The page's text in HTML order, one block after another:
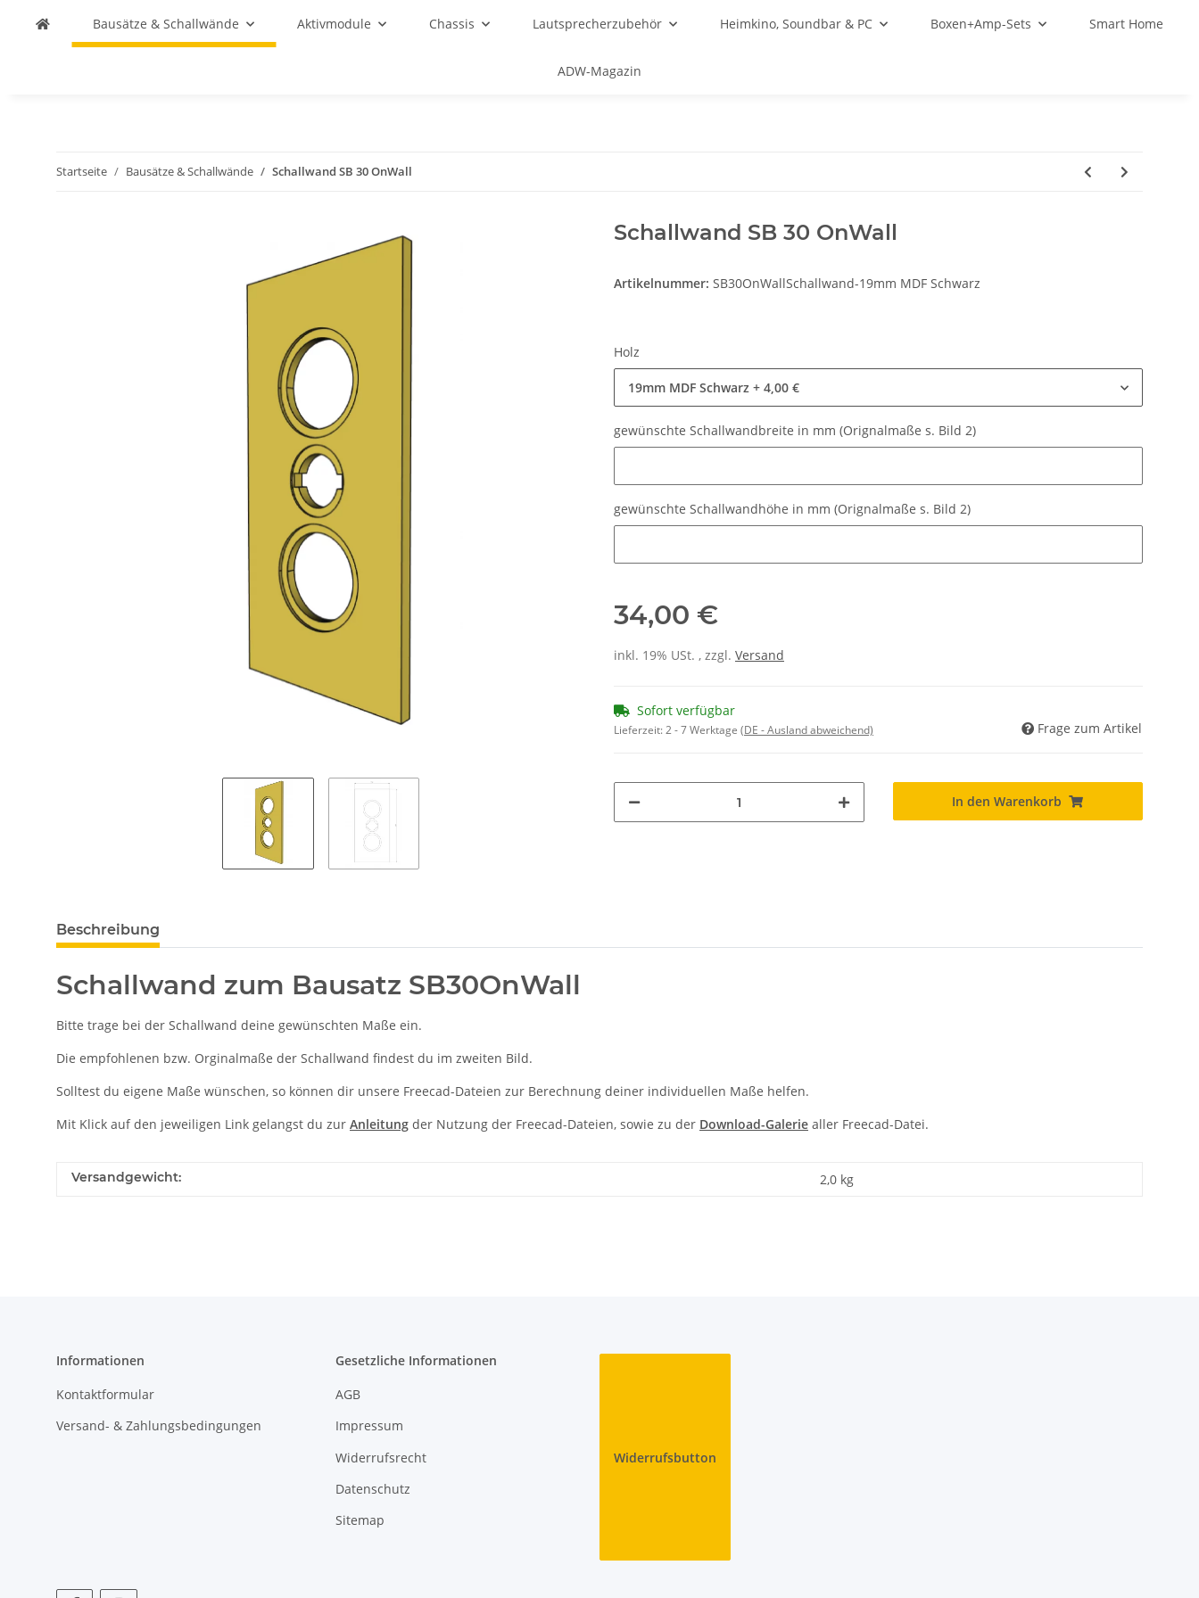
Bausätze & Schallwände Aktivmodule Chassis Lautsprecherzubehör Heimkino, Soundbar & PC Boxen+Amp-Sets Smart Home
ADW-Magazin
Startseite Bausätze & Schallwände Schallwand SB 30 OnWall
Schallwand SB 30 OnWall
Artikelnummer: SB30OnWallSchallwand-19mm MDF Schwarz
Holz
19mm MDF Schwarz + 4,00 €
gewünschte Schallwandbreite in mm (Orignalmaße s. Bild 2)
gewünschte Schallwandhöhe in mm (Orignalmaße s. Bild 2)
34,00 €
inkl. 19% USt. , zzgl. Versand
Sofort verfügbar
Lieferzeit:2 - 7 Werktage (DE - Ausland abweichend) Frage zum Artikel
In den Warenkorb
Beschreibung
Schallwand zum Bausatz SB30OnWall
Bitte trage bei der Schallwand deine gewünschten Maße ein.
Die empfohlenen bzw. Orginalmaße der Schallwand findest du im zweiten Bild.
Solltest du eigene Maße wünschen, so können dir unsere Freecad-Dateien zur Berechnung deiner individuellen Maße helfen.
Mit Klick auf den jeweiligen Link gelangst du zur Anleitung der Nutzung der Freecad-Dateien, sowie zu der Download-Galerie aller Freecad-Datei.
Versandgewicht: 2,0 kg
Informationen
Kontaktformular
Versand- & Zahlungsbedingungen
Gesetzliche Informationen
AGB
Impressum
Widerrufsrecht
Datenschutz
Sitemap
Widerrufsbutton